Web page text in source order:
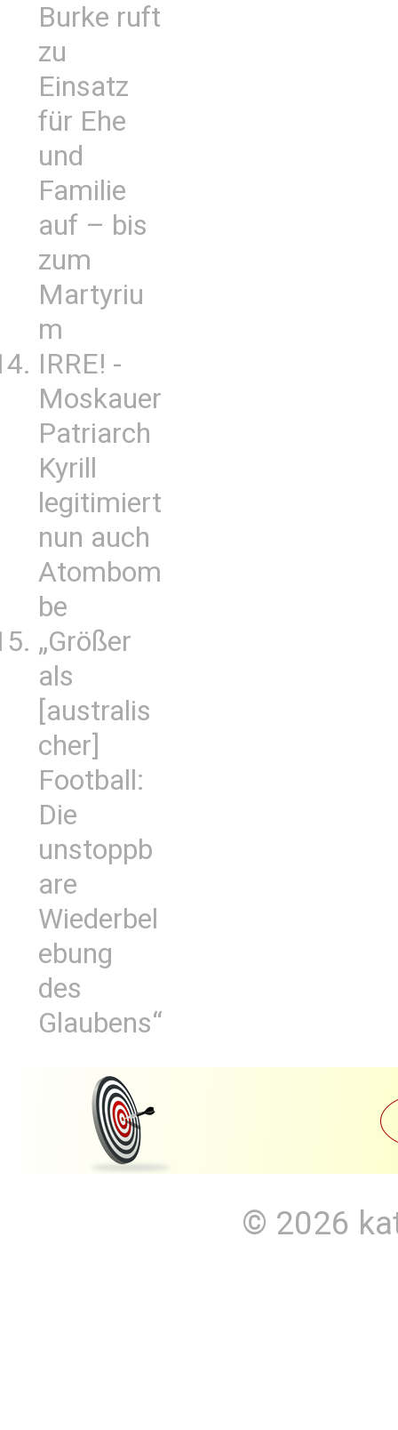
Burke ruft
zu
Einsatz
für Ehe
und
Familie
auf – bis
zum
Martyriu
m
IRRE! -
Moskauer
Patriarch
Kyrill
legitimiert
nun auch
Atombom
be
„Größer
als
[australis
cher]
Football:
Die
unstoppb
are
Wiederbel
ebung
des
Glaubens“
© 2026